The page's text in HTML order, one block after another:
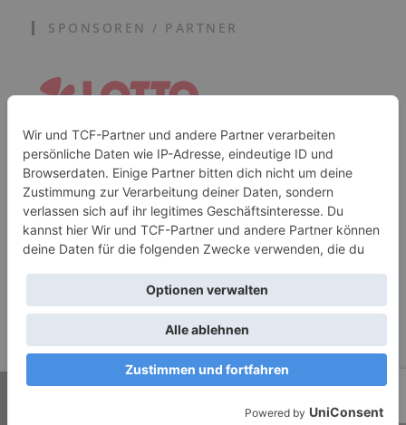
SPONSOREN / PARTNER
CORONA DATENSCHUTZ
IMPRESSUM
© Copyright - 2026 - Sportkreis Darmstadt-Dieburg